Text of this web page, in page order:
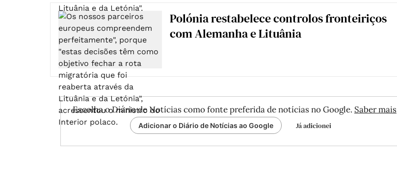
Polónia restabelece controlos fronteiriços
com Alemanha e Lituânia
Escolha o Diário de Notícias como fonte preferida de notícias no Google. Saber mais
Adicionar o Diário de Notícias ao Google Já adicionei